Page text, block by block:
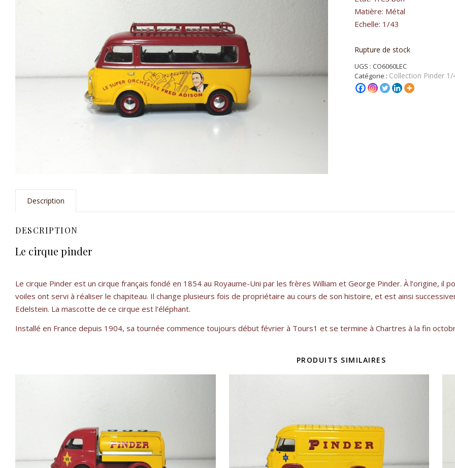
Matière: Métal
Echelle: 1/43
Rupture de stock
UGS : CO6060LEC
Catégorie : Collection Pinder 1/
Description
DESCRIPTION
Le cirque pinder
Le cirque Pinder est un cirque français fondé en 1854 au Royaume-Uni par les frères William et George Pinder. À l’origine, il
voiles ont servi à réaliser le chapiteau. Il change plusieurs fois de propriétaire au cours de son histoire, et est ainsi
Edelstein. La mascotte de ce cirque est l’éléphant.
Installé en France depuis 1904, sa tournée commence toujours début février à Tours1 et se termine à Chartres à la fin
PRODUITS SIMILAIRES